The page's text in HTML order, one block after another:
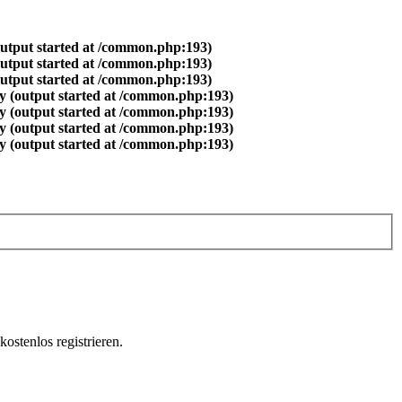
started at /common.php:193)
started at /common.php:193)
started at /common.php:193)
(output started at /common.php:193)
(output started at /common.php:193)
(output started at /common.php:193)
(output started at /common.php:193)
registrieren.